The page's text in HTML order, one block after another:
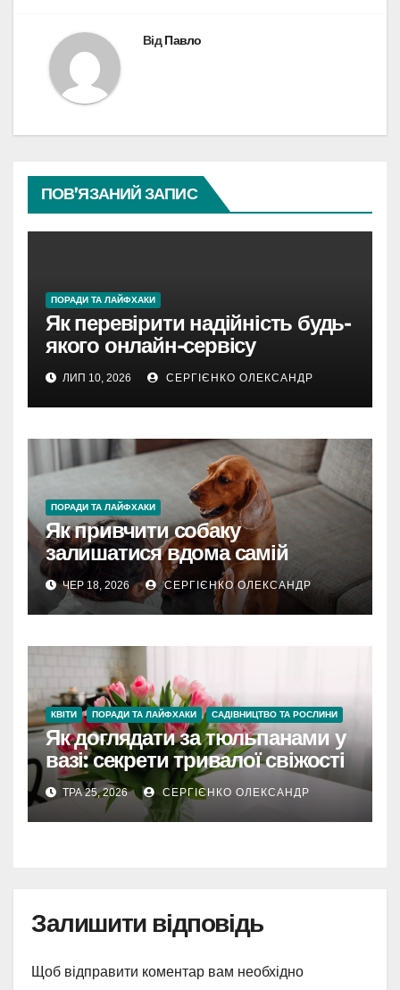
ВідПавло
ПОВ’ЯЗАНИЙ ЗАПИС
ПОРАДИ ТА ЛАЙФХАКИ
Як перевірити надійність будь-
якого онлайн-сервісу
ЛИП 10, 2026 СЕРГІЄНКО ОЛЕКСАНДР
ПОРАДИ ТА ЛАЙФХАКИ
Як привчити собаку
залишатися вдома самій
ЧЕР 18, 2026 СЕРГІЄНКО ОЛЕКСАНДР
КВІТИ ПОРАДИ ТА ЛАЙФХАКИ САДІВНИЦТВО ТА РОСЛИНИ
Як доглядати за тюльпанами у
вазі: секрети тривалої свіжості
ТРА 25, 2026 СЕРГІЄНКО ОЛЕКСАНДР
Залишити відповідь
Щоб відправити коментар вам необхідно